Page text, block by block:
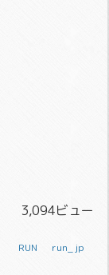
3,094ビュー
RUN run_jp